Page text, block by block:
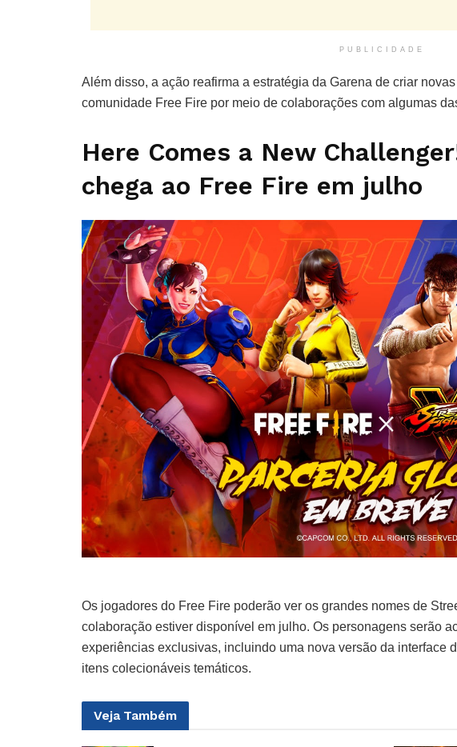
PUBLICIDADE
Além disso, a ação reafirma a estratégia da Garena de criar
comunidade Free Fire por meio de colaborações com algumas
Here Comes a New
chega ao Free Fire em julho
Os jogadores do Free Fire poderão ver os grandes nomes de
colaboração estiver disponível em julho. Os personagens serão
experiências exclusivas, incluindo uma nova versão da interface
itens colecionáveis temáticos.
Veja Também